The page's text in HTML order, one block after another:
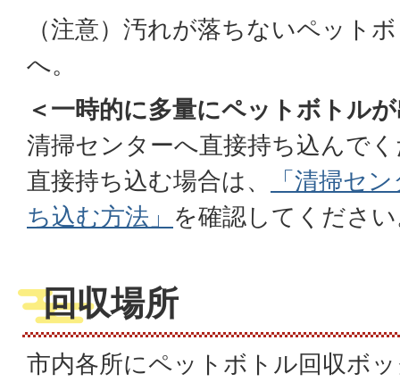
（注意）汚れが落ちないペット
へ。
＜一時的に多量にペットボトル
清掃センターへ直接持ち込んで
直接持ち込む場合は、
「清掃セ
ち込む方法」 を確認してくださ
回収場所
市内各所にペットボトル回収ボ